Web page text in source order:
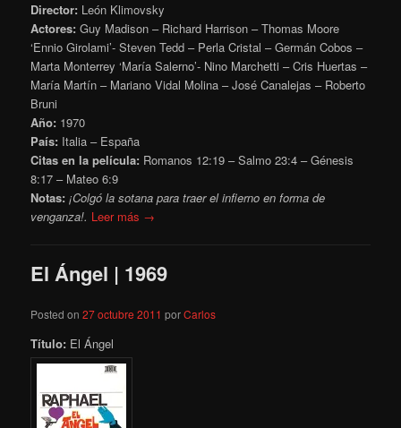
Director: León Klimovsky
Actores: Guy Madison – Richard Harrison – Thomas Moore
‘Ennio Girolami’- Steven Tedd – Perla Cristal – Germán Cobos –
Marta Monterrey ‘María Salerno’- Nino Marchetti – Cris Huertas –
María Martín – Mariano Vidal Molina – José Canalejas – Roberto
Bruni
Año: 1970
País: Italia – España
Citas en la película: Romanos 12:19 – Salmo 23:4 – Génesis
8:17 – Mateo 6:9
Notas:¡Colgó la sotana para traer el infierno en forma de
venganza!. Leer más →
El Ángel | 1969
Posted on27 octubre 2011 porCarlos
Título: El Ángel